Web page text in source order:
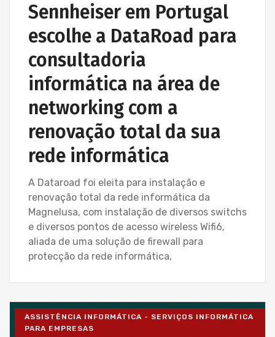
Sennheiser em Portugal
escolhe a DataRoad para
consultadoria
informática na área de
networking com a
renovação total da sua
rede informática
A Dataroad foi eleita para instalação e
renovação total da rede informática da
Magnelusa, com instalação de diversos switchs
e diversos pontos de acesso wireless Wifi6,
aliada de uma solução de firewall para
protecção da rede informática,
ASSISTÊNCIA INFORMÁTICA - SERVIÇOS INFORMÁTICA
PARA EMPRESAS